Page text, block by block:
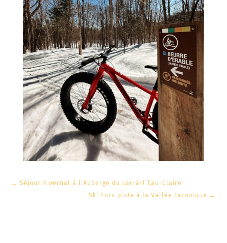
←Séjour hivernal à l’Auberge du Lac-à-l’Eau-Claire
Ski hors-piste à la Vallée Taconique →